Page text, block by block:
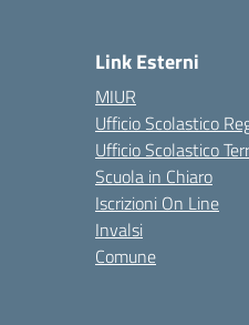
Link Esterni
MIUR
Ufficio Scolastico
Ufficio Scolastico
Scuola in Chiaro
Iscrizioni On Line
Invalsi
Comune